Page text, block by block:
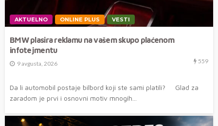
AKTUELNO ONLINE PLUS VESTI
BMW plasira reklamu na vašem skupo plaćenom
infotejmentu
9 avgusta, 2026 559
Da li automobil postaje bilbord koji ste sami platili? Glad za
zaradom je prvi i osnovni motiv mnogih...